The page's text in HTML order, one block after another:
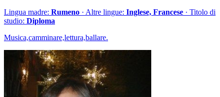
Lingua madre: Rumeno · Altre lingue: Inglese, Francese · Titolo di
studio: Diploma
Musica,camminare,lettura,ballare.